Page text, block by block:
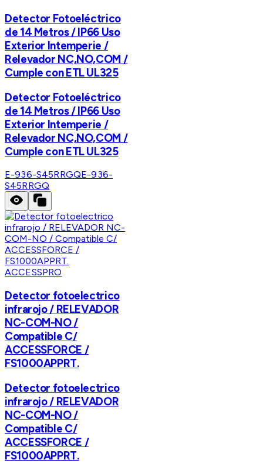
Detector Fotoeléctrico
de 14 Metros / IP66 Uso
Exterior Intemperie /
Relevador NC,NO,COM /
Cumple con ETL UL325
Detector Fotoeléctrico
de 14 Metros / IP66 Uso
Exterior Intemperie /
Relevador NC,NO,COM /
Cumple con ETL UL325
E-936-S45RRGQE-936-
S45RRGQ
ACCESSPRO
Detector fotoelectrico
infrarojo / RELEVADOR
NC-COM-NO /
Compatible C/
ACCESSFORCE /
FS1000APPRT.
Detector fotoelectrico
infrarojo / RELEVADOR
NC-COM-NO /
Compatible C/
ACCESSFORCE /
FS1000APPRT.